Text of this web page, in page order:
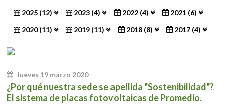
Jueves 19 marzo 2020
¿Por qué nuestra sede se apellida "Sostenibilidad"?
El sistema de placas fotovoltaicas de Promedio.
2025 (12) 2023 (4) 2022 (4)
2021 (6)
2020 (11)
2019 (11) 2018 (8) 2017 (4)